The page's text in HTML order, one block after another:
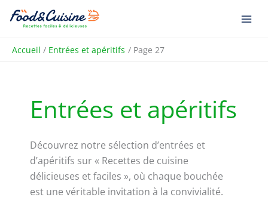
Aller
Accueil
Entrées et apéritifs Page 27
Entrées et apéritifs
Découvrez notre sélection d’entrées et
d’apéritifs sur « Recettes de cuisine
délicieuses et faciles », où chaque bouchée
est une véritable invitation à la convivialité.
R
e